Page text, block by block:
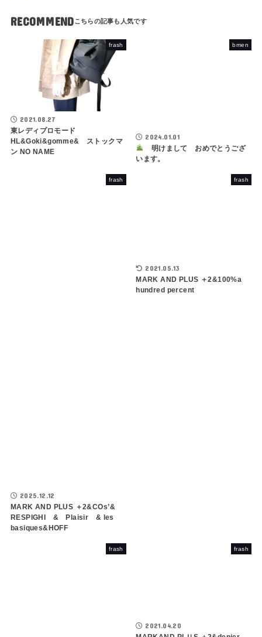
RECOMMEND
frash
2021.08.27
東レディプロモード
HL&Goki&gomme& ストックマ
ン NO NAME
bmen
2024.01.01
明けまして おめでとうござ
います。
frash
2025.12.12
MARK AND PLUS ＋2&COs’&
RESPIGHI & Plaisir & les
basiques&HOFF
frash
2021.05.13
MARK AND PLUS ＋2&100%a
hundred percent
frash frash
2021.04.20